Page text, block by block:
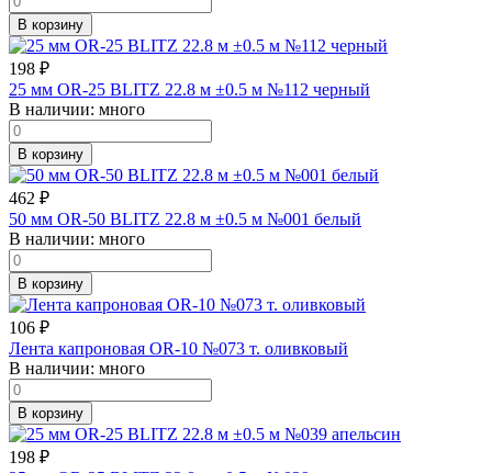
В корзину
198 ₽
25 мм OR-25 BLITZ 22.8 м ±0.5 м №112 черный
В наличии: много
В корзину
462 ₽
50 мм OR-50 BLITZ 22.8 м ±0.5 м №001 белый
В наличии: много
В корзину
106 ₽
Лента капроновая OR-10 №073 т. оливковый
В наличии: много
В корзину
198 ₽